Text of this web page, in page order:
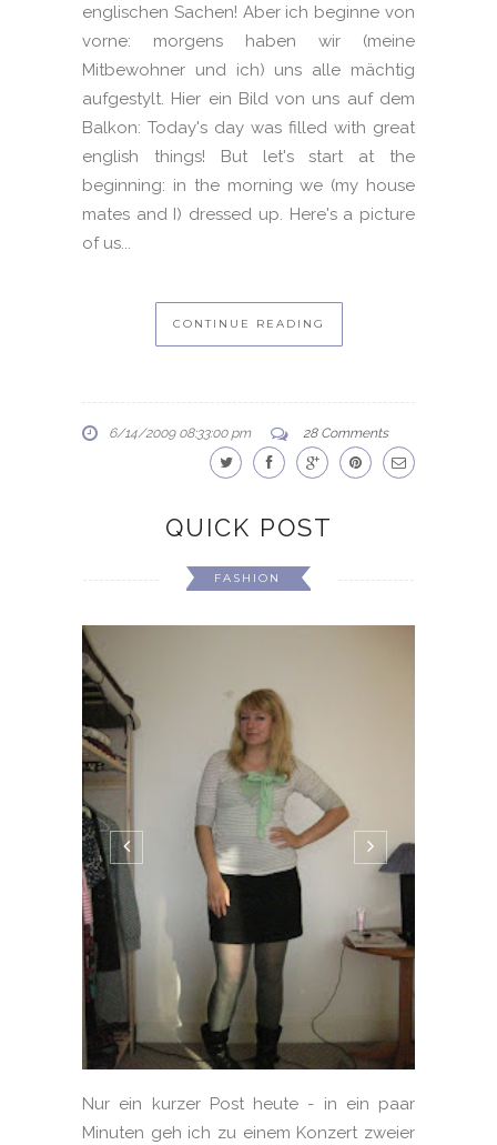
englischen Sachen! Aber ich beginne von
vorne: morgens haben wir (meine
Mitbewohner und ich) uns alle mächtig
aufgestylt. Hier ein Bild von uns auf dem
Balkon: Today's day was filled with great
english things! But let's start at the
beginning: in the morning we (my house
mates and I) dressed up. Here's a picture
of us...
CONTINUE READING
6/14/2009 08:33:00 pm 28 Comments
QUICK POST
FASHION
Nur ein kurzer Post heute - in ein paar
Minuten geh ich zu einem Konzert zweier